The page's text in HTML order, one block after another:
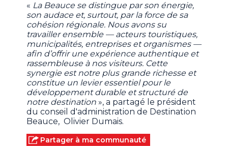
« La Beauce se distingue par son énergie,
son audace et, surtout, par la force de sa
cohésion régionale. Nous avons su
travailler ensemble — acteurs touristiques,
municipalités, entreprises et organismes —
afin d’offrir une expérience authentique et
rassembleuse à nos visiteurs. Cette
synergie est notre plus grande richesse et
constitue un levier essentiel pour le
développement durable et structuré de
notre destination », a partagé le président
du conseil d'administration de Destination
Beauce, Olivier Dumais.
Partager à ma communauté